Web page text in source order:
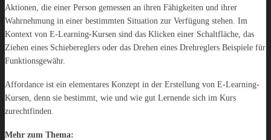
Aktionen, die einer Person gemessen an ihren Fähigkeiten und ihrer
Wahrnehmung in einer bestimmten Situation zur Verfügung stehen. Im
Kontext von E-Learning-Kursen sind das Klicken einer Schaltfläche, das
Ziehen eines Schiebereglers oder das Drehen eines Drehreglers Beispiele für
Funktionsgewähr.
Affordance ist ein elementares Konzept in der Erstellung von E-Learning-
Kursen, denn sie bestimmt, wie und wie gut Lernende sich im Kurs
zurechtfinden.
Mehr zum Thema: